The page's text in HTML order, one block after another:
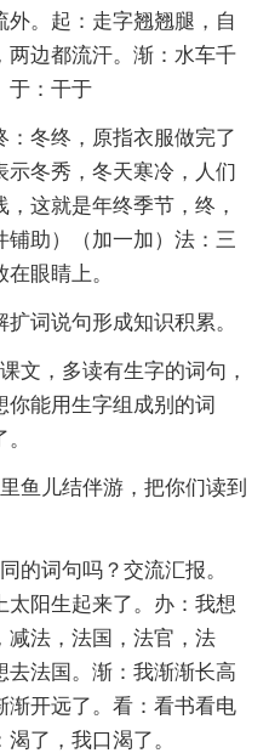
。起：走字翘翘腿，自
两边都流汗。渐：水车千
于：干于
：冬终，原指衣服做完了
示冬秀，冬天寒冷，人们
这就是年终季节，终，
铺助）（加一加）法：三
眼睛上。
词说句形成知识积累。
文，多读有生字的词句，
能用生字组成别的词
鱼儿结伴游，把你们读到
的词句吗？交流汇报。
阳生起来了。办：我想
减法，法国，法官，法
去法国。渐：我渐渐长高
渐开远了。看：看书看电
了，我口渴了。